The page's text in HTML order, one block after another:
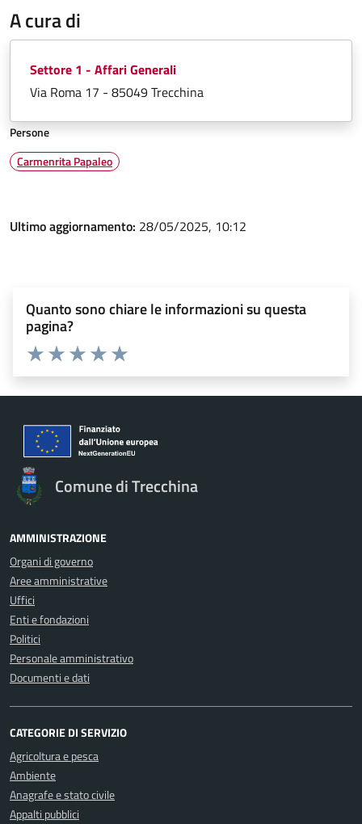
A cura di
Settore 1 - Affari Generali
Via Roma 17 - 85049 Trecchina
Persone
Carmenrita Papaleo
Ultimo aggiornamento: 28/05/2025, 10:12
Quanto sono chiare le informazioni su questa
pagina?
Valuta 5 stelle su 5
Valuta 4 stelle su 5
Valuta 3 stelle su 5
Valuta 2 stelle su 5
Valuta 1 stelle su 5
Comune di Trecchina
AMMINISTRAZIONE
Organi di governo
Aree amministrative
Uffici
Enti e fondazioni
Politici
Personale amministrativo
Documenti e dati
CATEGORIE DI SERVIZIO
Agricoltura e pesca
Ambiente
Anagrafe e stato civile
Appalti pubblici